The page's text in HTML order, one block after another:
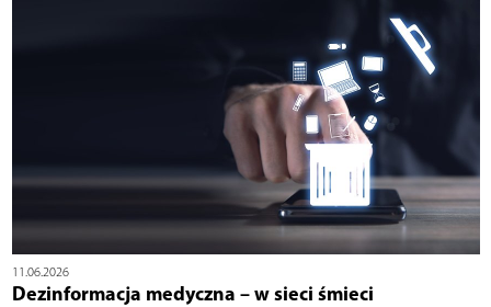
11.06.2026
Dezinformacja medyczna – w sieci śmieci